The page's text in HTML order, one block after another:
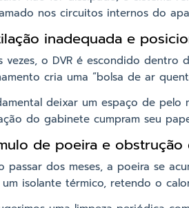
nos circuitos internos do
inadequada e
vezes, o DVR é escondido dentro
cria uma “bolsa de ar
deixar um espaço de pelo
do gabinete cumpram seu
de poeira e obstrução
passar dos meses, a poeira se
isolante térmico, retendo o